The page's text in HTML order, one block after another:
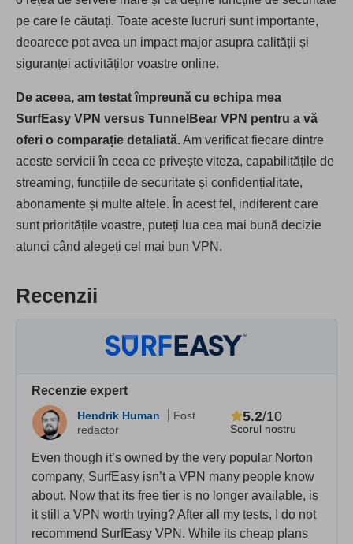
pe care le căutați. Toate aceste lucruri sunt importante,
deoarece pot avea un impact major asupra calității și
siguranței activităților voastre online.
De aceea, am testat împreună cu echipa mea
SurfEasy VPN versus TunnelBear VPN pentru a vă
oferi o comparație detaliată.Am verificat fiecare dintre
aceste servicii în ceea ce privește viteza, capabilitățile de
streaming, funcțiile de securitate și confidențialitate,
abonamente și multe altele. În acest fel, indiferent care
sunt prioritățile voastre, puteți lua cea mai bună decizie
atunci când alegeți cel mai bun VPN.
Recenzii
Recenzie expert
Hendrik Human
Fost
redactor
Scorul nostru
5.2/10
Even though it’s owned by the very popular Norton
company, SurfEasy isn’t a VPN many people know
about. Now that its free tier is no longer available, is
it still a VPN worth trying? After all my tests, I do not
recommend SurfEasy VPN. While its cheap plans